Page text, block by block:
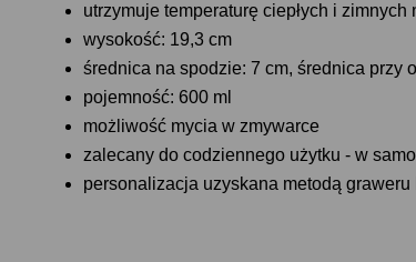
utrzymuje temperaturę ciepłych i zimnych
wysokość: 19,3 cm
średnica na spodzie: 7 cm, średnica przy
pojemność: 600 ml
możliwość mycia w zmywarce
zalecany do codziennego użytku - w
personalizacja uzyskana metodą